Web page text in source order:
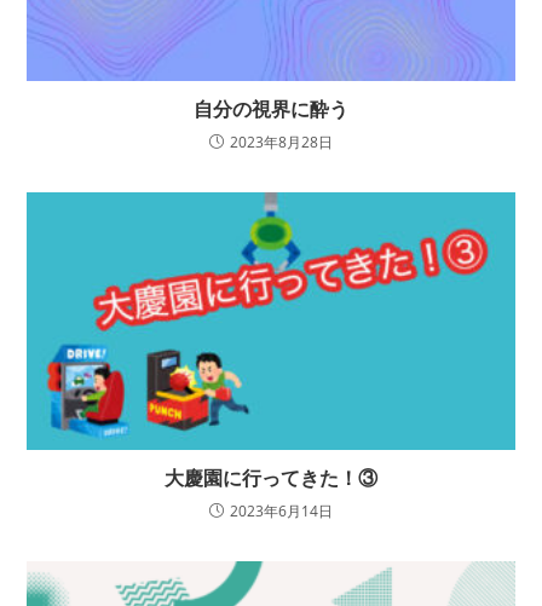
自分の視界に酔う
2023年8月28日
大慶園に行ってきた！③
2023年6月14日